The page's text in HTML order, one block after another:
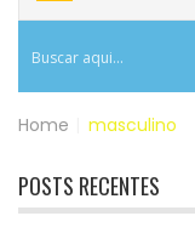
Home masculino
POSTS RECENTES